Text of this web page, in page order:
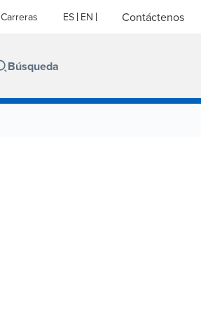
Carreras ES EN Contáctenos